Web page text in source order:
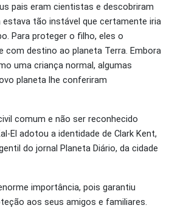
pais eram cientistas e descobriram
estava tão instável que certamente iria
Para proteger o filho, eles o
com destino ao planeta Terra. Embora
uma criança normal, algumas
planeta lhe conferiram
comum e não ser reconhecido
El adotou a identidade de Clark Kent,
do jornal Planeta Diário, da cidade
importância, pois garantiu
aos seus amigos e familiares.